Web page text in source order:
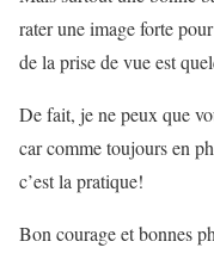
rater une image forte
de la prise de vue est
De fait, je ne peux que
car comme toujours en
c’est la pratique!
Bon courage et bonnes